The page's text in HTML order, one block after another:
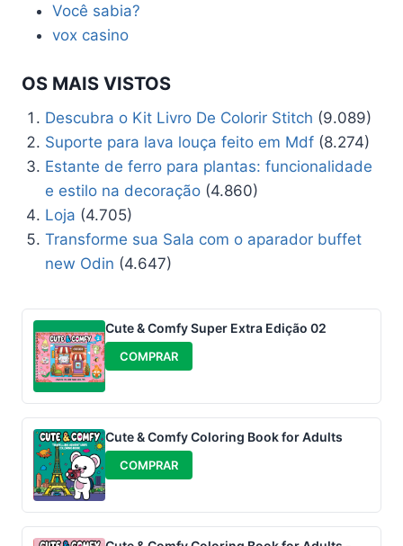
Você sabia?
vox casino
OS MAIS VISTOS
Descubra o Kit Livro De Colorir Stitch (9.089)
Suporte para lava louça feito em Mdf (8.274)
Estante de ferro para plantas: funcionalidade
e estilo na decoração (4.860)
Loja (4.705)
Transforme sua Sala com o aparador buffet
new Odin (4.647)
Cute & Comfy Super Extra Edição 02
COMPRAR
Cute & Comfy Coloring Book for Adults
COMPRAR